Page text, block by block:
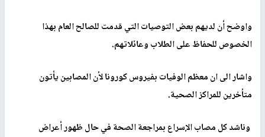
واوضح أن لديهم بعض التوصيات التي قدمت للصالح العام بهذا
الخصوص للحفاظ على الطلاب وعائلاتهم.
واشار الى ان معظم الوفيات بفيروس كورونا لأن المصابين يأتون
متأخرين للمراكز الصحية.
وناشد كل مصاب الإسراع بمراجعة الصحة في حال ظهور أعراض